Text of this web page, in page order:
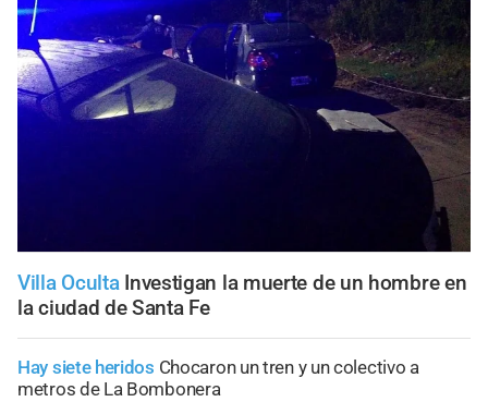
Villa Oculta Investigan la muerte de un hombre en
la ciudad de Santa Fe
Hay siete heridos Chocaron un tren y un colectivo a
metros de La Bombonera